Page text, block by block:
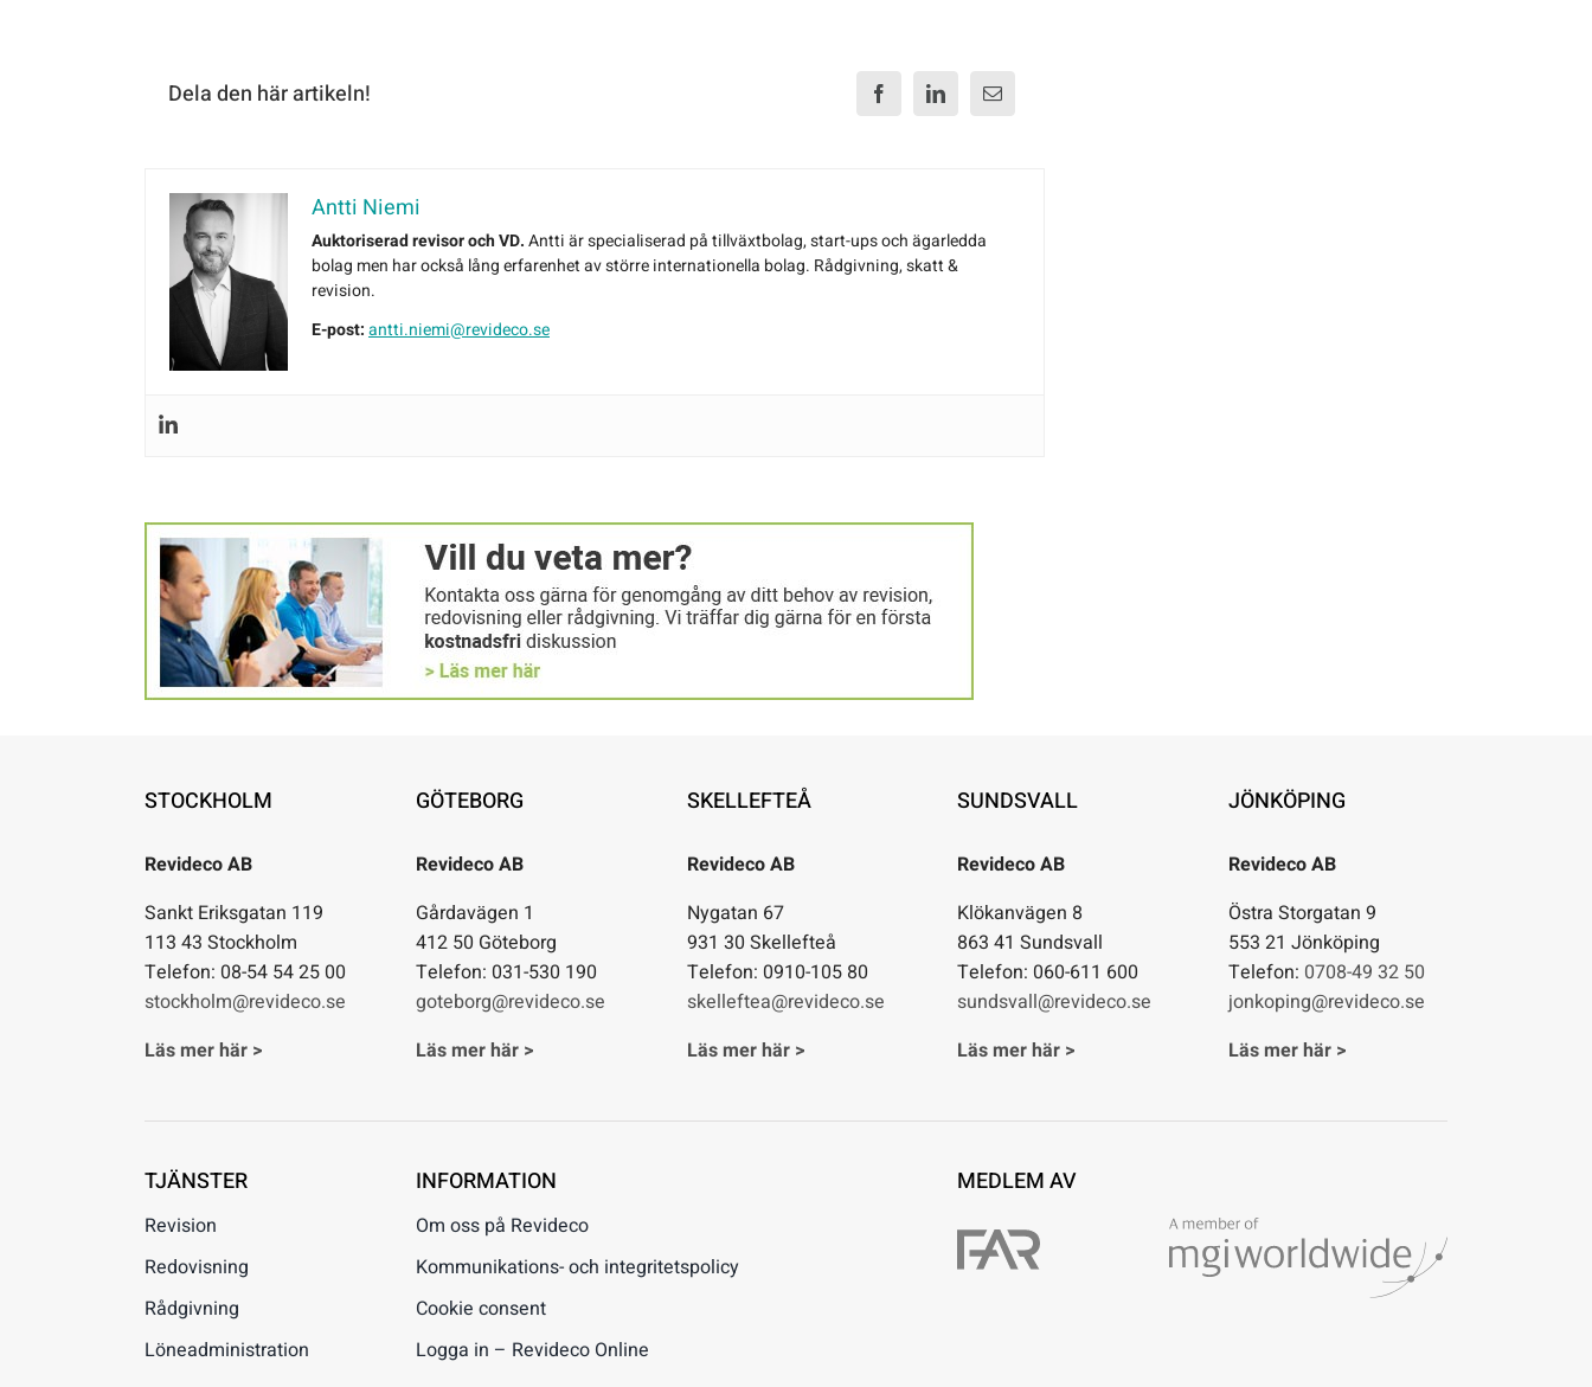
Dela den här artikeln!
Antti Niemi
Auktoriserad revisor och VD.Antti är specialiserad på tillväxtbolag, start-ups och ägarledda
bolag men har också lång erfarenhet av större internationella bolag. Rådgivning, skatt &
revision.
E-post:antti.niemi@revideco.se
STOCKHOLM
Revideco AB
Sankt Eriksgatan 119
113 43 Stockholm
Telefon: 08-54 54 25 00
stockholm@revideco.se
Läs mer här >
GÖTEBORG
Revideco AB
Gårdavägen 1
412 50 Göteborg
Telefon: 031-530 190
goteborg@revideco.se
Läs mer här >
SKELLEFTEÅ
Revideco AB
Nygatan 67
931 30 Skellefteå
Telefon: 0910-105 80
skelleftea@revideco.se
Läs mer här >
SUNDSVALL
Revideco AB
Klökanvägen 8
863 41 Sundsvall
Telefon: 060-611 600
sundsvall@revideco.se
Läs mer här >
JÖNKÖPING
Revideco AB
Östra Storgatan 9
553 21 Jönköping
Telefon: 0708-49 32 50
jonkoping@revideco.se
Läs mer här >
TJÄNSTER
Revision
Redovisning
Rådgivning
Löneadministration
INFORMATION
Om oss på Revideco
Kommunikations- och integritetspolicy
Cookie consent
Logga in – Revideco Online
MEDLEM AV